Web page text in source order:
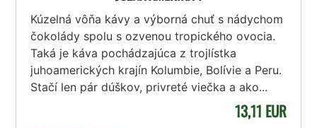
Kúzelná vôňa kávy a výborná chuť s nádychom
čokolády spolu s ozvenou tropického ovocia.
Taká je káva pochádzajúca z trojlístka
juhoamerických krajín Kolumbie, Bolívie a Peru.
Stačí len pár dúškov, privreté viečka a ako...
13,11 EUR